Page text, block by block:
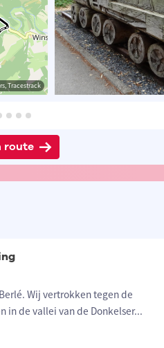
Tracestrack
route
Wij vertrokken tegen de
in de vallei van de Donkelser...